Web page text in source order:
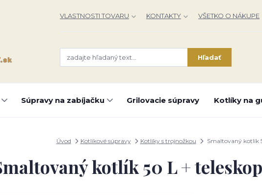
VLASTNOSTI TOVARU KONTAKTY VŠETKO O NÁKUPE
Hľadať
Súpravy na zabíjačku Grilovacie súpravy Kotlíky na
Úvod Kotlíkové súpravy Kotlíky s trojnožkou Smaltovaný kotlík
kotlík 50 L +